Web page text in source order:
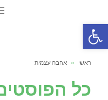
פתח סרגל נגישות
ראשי » אהבה עצמית
כל